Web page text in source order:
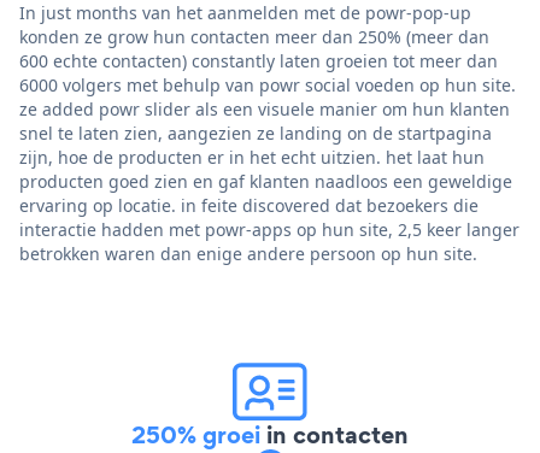
In just months van het aanmelden met de powr-pop-up
konden ze grow hun contacten meer dan 250% (meer dan
600 echte contacten) constantly laten groeien tot meer dan
6000 volgers met behulp van powr social voeden op hun site.
ze added powr slider als een visuele manier om hun klanten
snel te laten zien, aangezien ze landing on de startpagina
zijn, hoe de producten er in het echt uitzien. het laat hun
producten goed zien en gaf klanten naadloos een geweldige
ervaring op locatie. in feite discovered dat bezoekers die
interactie hadden met powr-apps op hun site, 2,5 keer langer
betrokken waren dan enige andere persoon op hun site.
250% groei in contacten